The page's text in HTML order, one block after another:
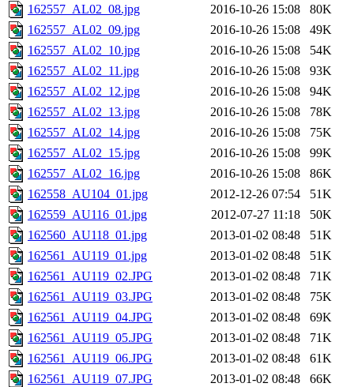
162557_AL02_08.jpg
2016-10-26 15:08
80K
162557_AL02_09.jpg
2016-10-26 15:08
49K
162557_AL02_10.jpg
2016-10-26 15:08
54K
162557_AL02_11.jpg
2016-10-26 15:08
93K
162557_AL02_12.jpg
2016-10-26 15:08
94K
162557_AL02_13.jpg
2016-10-26 15:08
78K
162557_AL02_14.jpg
2016-10-26 15:08
75K
162557_AL02_15.jpg
2016-10-26 15:08
99K
162557_AL02_16.jpg
2016-10-26 15:08
86K
162558_AU104_01.jpg
2012-12-26 07:54
51K
162559_AU116_01.jpg
2012-07-27 11:18
50K
162560_AU118_01.jpg
2013-01-02 08:48
51K
162561_AU119_01.jpg
2013-01-02 08:48
51K
162561_AU119_02.JPG
2013-01-02 08:48
71K
162561_AU119_03.JPG
2013-01-02 08:48
75K
162561_AU119_04.JPG
2013-01-02 08:48
69K
162561_AU119_05.JPG
2013-01-02 08:48
71K
162561_AU119_06.JPG
2013-01-02 08:48
61K
162561_AU119_07.JPG
2013-01-02 08:48
66K